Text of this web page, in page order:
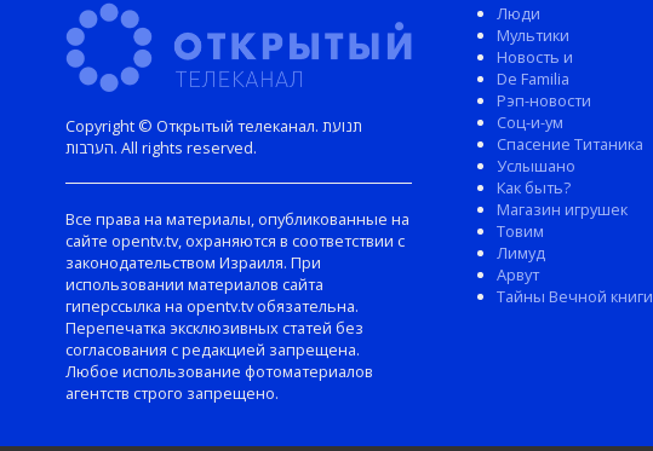
Copyright © Открытый телеканал. תנועת
הערבות. All rights reserved.
Все права на материалы, опубликованные на
сайте opentv.tv, охраняются в соответствии с
законодательством Израиля. При
использовании материалов сайта
гиперссылка на opentv.tv обязательна.
Перепечатка эксклюзивных статей без
согласования с редакцией запрещена.
Любое использование фотоматериалов
агентств строго запрещено.
Люди
Мультики
Новость и
De Familia
Рэп-новости
Соц-и-ум
Спасение Титаника
Услышано
Как быть?
Магазин игрушек
Товим
Лимуд
Арвут
Тайны Вечной книги